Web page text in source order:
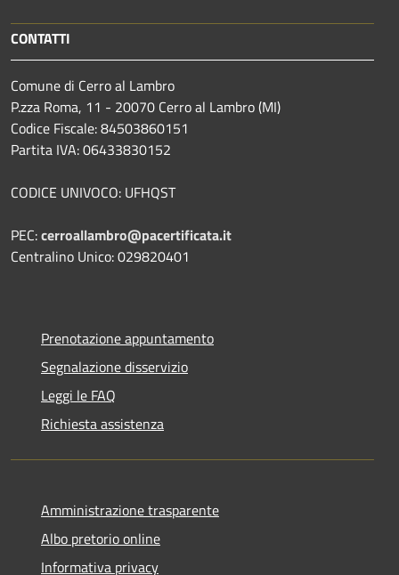
CONTATTI
Comune di Cerro al Lambro
P.zza Roma, 11 - 20070 Cerro al Lambro (MI)
Codice Fiscale: 84503860151
Partita IVA: 06433830152
CODICE UNIVOCO: UFHQST
PEC:cerroallambro@pacertificata.it
Centralino Unico: 029820401
Prenotazione appuntamento
Segnalazione disservizio
Leggi le FAQ
Richiesta assistenza
Amministrazione trasparente
Albo pretorio online
Informativa privacy